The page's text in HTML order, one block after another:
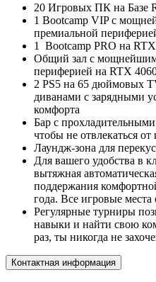
20 Игровых ПК на Базе
1 Bootcamp VIP с
премиальной
1 Bootcamp PRO на
Общий зал с
периферией на RTX
2 PS5 на 65 дюймовых
диванами с зарядными
комфорта
Бар с
чтобы не отвлекаться от
Лаундж-зона для
Для вашего удобства в
вытяжная
поддержания
года. Все игровые
Регулярные турниры
навыки и найти свою
раз, ты никогда не
Контактная информация